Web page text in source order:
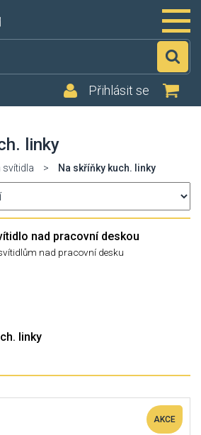
Přihlásit se
linky
svítidla > Na skříňky kuch. linky
nad pracovní deskou
nad pracovní desku
linky
AKCE